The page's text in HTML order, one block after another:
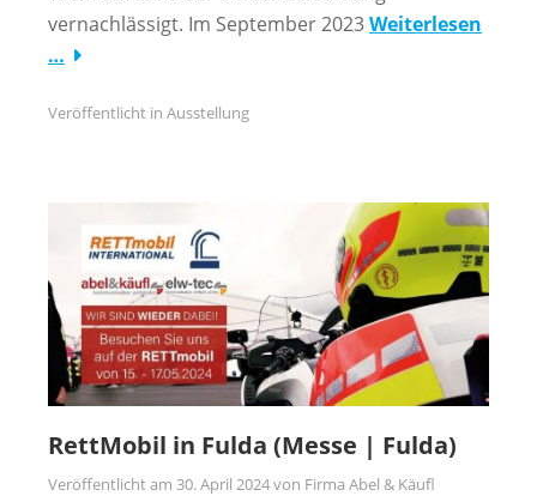
vernachlässigt. Im September 2023Weiterlesen
…
Veröffentlicht in Ausstellung
RettMobil in Fulda (Messe | Fulda)
Veröffentlicht am 30. April 2024von Firma Abel & Käufl